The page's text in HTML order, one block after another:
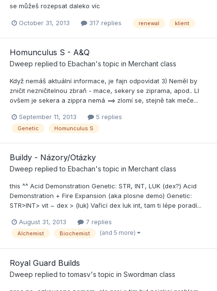
se můžeš rozepsat daleko víc
October 31, 2013 317 replies renewal klient
Homunculus S - A&Q
Dweep replied to Ebachan's topic in Merchant class
Když nemáš aktuální informace, je fajn odpovídat 3) Neměl by
zničit nezničitelnou zbraň - mace, sekery se ziprama, apod.. Ll
ovšem je sekera a zippra nemá ==> zlomí se, stejně tak meče...
September 11, 2013 5 replies
Genetic Homunculus S
Buildy - Názory/Otázky
Dweep replied to Ebachan's topic in Merchant class
this ^^ Acid Demonstration Genetic: STR, INT, LUK (dex?) Acid
Demonstration + Fire Expansion (aka plosne demo) Genetic:
STR>INT> vit ~ dex > (luk) Vařící dex luk int, tam ti lépe poradí...
August 31, 2013 7 replies
Alchemist Biochemist (and 5 more)
Royal Guard Builds
Dweep replied totomasv's topic in Swordman class